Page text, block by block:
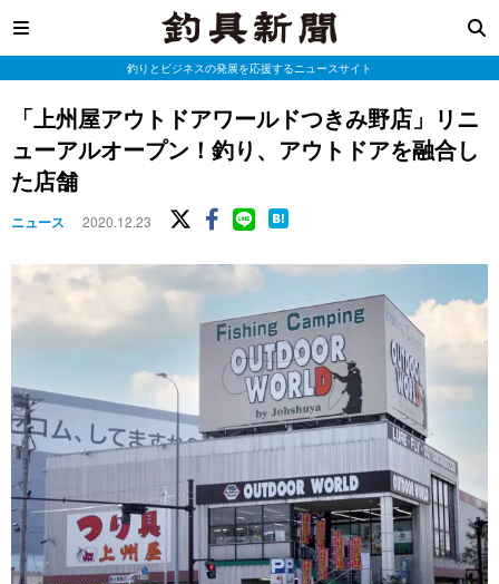
釣りとビジネスの発展を応援するニュースサイト
「上州屋アウトドアワールドつきみ野店」リニ
ューアルオープン！釣り、アウトドアを融合し
た店舗
ニュース 2020.12.23